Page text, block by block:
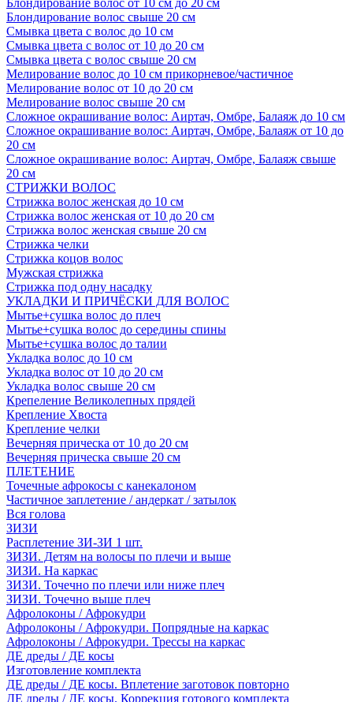
Блондирование волос от 10 см до 20 см
Блондирование волос свыше 20 см
Смывка цвета с волос до 10 см
Смывка цвета с волос от 10 до 20 см
Смывка цвета с волос свыше 20 см
Мелирование волос до 10 см прикорневое/частичное
Мелирование волос от 10 до 20 см
Мелирование волос свыше 20 см
Сложное окрашивание волос: Аиртач, Омбре, Балаяж до 10 см
Сложное окрашивание волос: Аиртач, Омбре, Балаяж от 10 до
20 см
Сложное окрашивание волос: Аиртач, Омбре, Балаяж свыше
20 см
СТРИЖКИ ВОЛОС
Стрижка волос женская до 10 см
Стрижка волос женская от 10 до 20 см
Стрижка волос женская свыше 20 см
Стрижка челки
Стрижка коцов волос
Мужская стрижка
Стрижка под одну насадку
УКЛАДКИ И ПРИЧЁСКИ ДЛЯ ВОЛОС
Мытье+сушка волос до плеч
Мытье+сушка волос до середины спины
Мытье+сушка волос до талии
Укладка волос до 10 см
Укладка волос от 10 до 20 см
Укладка волос свыше 20 см
Крепеление Великолепных прядей
Крепление Хвоста
Крепление челки
Вечерняя прическа от 10 до 20 см
Вечерняя прическа свыше 20 см
ПЛЕТЕНИЕ
Точечные афрокосы с канекалоном
Частичное заплетение / андеркат / затылок
Вся голова
ЗИЗИ
Расплетение ЗИ-ЗИ 1 шт.
ЗИЗИ. Детям на волосы по плечи и выше
ЗИЗИ. На каркас
ЗИЗИ. Точечно по плечи или ниже плеч
ЗИЗИ. Точечно выше плеч
Афролоконы / Афрокудри
Афролоконы / Афрокудри. Попрядные на каркас
Афролоконы / Афрокудри. Трессы на каркас
ДЕ дреды / ДЕ косы
Изготовление комплекта
ДЕ дреды / ДЕ косы. Вплетение заготовок повторно
ДЕ дреды / ДЕ косы. Коррекция готового комплекта